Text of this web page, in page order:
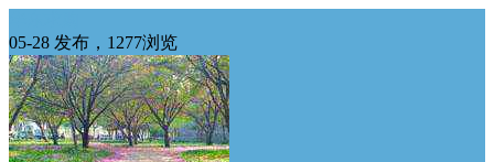
05-28 发布，1277浏览